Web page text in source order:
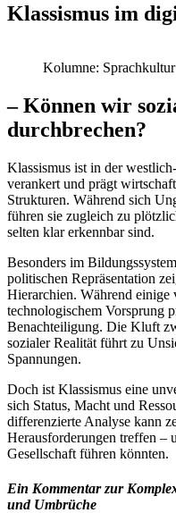
Klassismus im
Kolumne: Sprachkultur
– Können wir
durchbrechen?
Klassismus ist in der
verankert und prägt
Strukturen. Während sich
führen sie zugleich zu
selten klar erkennbar sind.
Besonders im
politischen Repräsentation
Hierarchien. Während
technologischem Vorsprung
Benachteiligung. Die Kluft
sozialer Realität führt zu
Spannungen.
Doch ist Klassismus eine
sich Status, Macht und
differenzierte Analyse kann
Herausforderungen treffen –
Gesellschaft führen könnten.
Ein Kommentar zur
und Umbrüche